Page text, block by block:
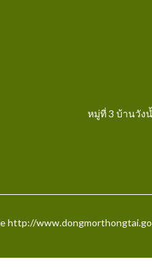
หมู่ที่ 3 บ้านวัง
http://